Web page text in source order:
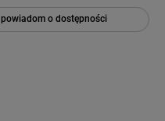
powiadom o dostępności